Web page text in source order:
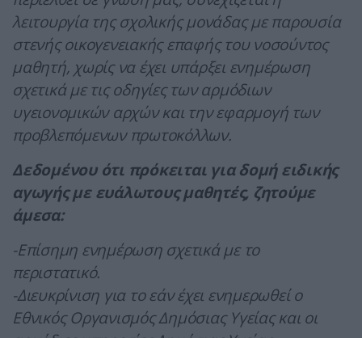
λειτουργία της σχολικής μονάδας με παρουσία
στενής οικογενειακής επαφής του νοσούντος
μαθητή, χωρίς να έχει υπάρξει ενημέρωση
σχετικά με τις οδηγίες των αρμόδιων
υγειονομικών αρχών και την εφαρμογή των
προβλεπόμενων πρωτοκόλλων.
Δεδομένου ότι πρόκειται για δομή ειδικής
αγωγής με ευάλωτους μαθητές, ζητούμε
άμεσα:
-Επίσημη ενημέρωση σχετικά με το
περιστατικό.
-Διευκρίνιση για το εάν έχει ενημερωθεί ο
Εθνικός Οργανισμός Δημόσιας Υγείας και οι